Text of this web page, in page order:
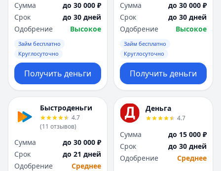
Сумма
до 30 000 ₽
Срок
до 30 дней
Одобрение
Высокое
Займ бесплатно
Круглосуточно
Получить деньги
Сумма
до 30 000 ₽
Срок
до 30 дней
Одобрение
Высокое
Займ бесплатно
Круглосуточно
Получить деньги
Быстроденьги
4.7
(11 отзывов)
Сумма
до 30 000 ₽
Срок
до 21 дней
Одобрение
Среднее
Деньга
4.7
Сумма
до 15 000 ₽
Срок
до 30 дней
Одобрение
Среднее